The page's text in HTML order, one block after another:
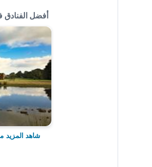
أفضل الفنادق
شاهد المزيد